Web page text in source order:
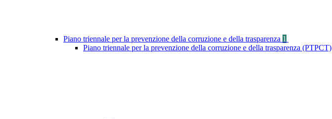
Piano triennale per la prevenzione della corruzione e della trasparenza 1
Piano triennale per la prevenzione della corruzione e della trasparenza (PTPCT)